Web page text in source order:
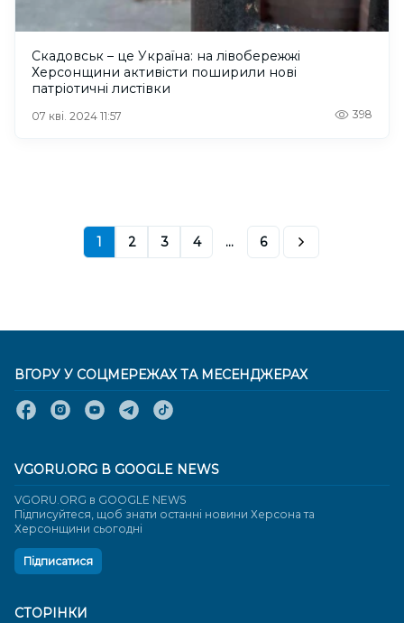
Скадовськ – це Україна: на лівобережжі
Херсонщини активісти поширили нові
патріотичні листівки
07 кві. 2024 11:57 398
1 2 3 4 ... 6
СТОРІНКИ
ВГОРУ У СОЦМЕРЕЖАХ ТА МЕСЕНДЖЕРАХ
VGORU.ORG В GOOGLE NEWS
VGORU.ORG в GOOGLE NEWS
Підписуйтеся, щоб знати останні новини Херсона та
Херсонщини сьогодні
Підписатися